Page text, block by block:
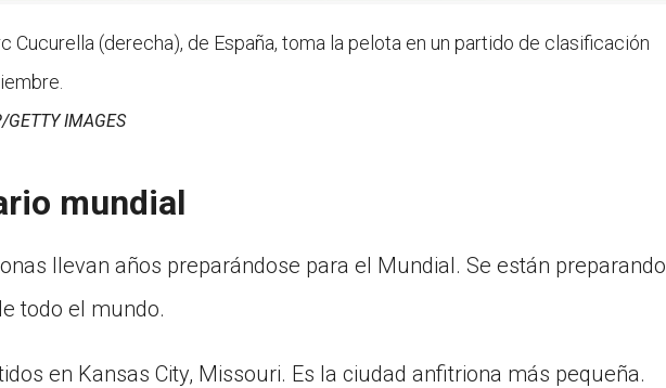
Cucurella (derecha), de España, toma la pelota en un partido de clasificación
GETTY IMAGES
mundial
llevan años preparándose para el Mundial. Se están preparando
todo el mundo.
en Kansas City, Missouri. Es la ciudad anfitriona más pequeña.